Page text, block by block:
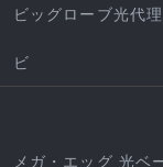
ビッグローブ光代
ビ
メガ・エッグ 光ベ